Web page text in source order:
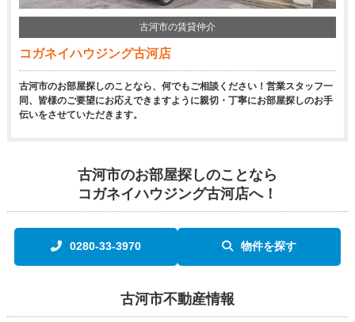
古河市の賃貸仲介
コガネイハウジング古河店
古河市のお部屋探しのことなら、何でもご相談ください！営業スタッフ一
同、皆様のご要望にお応えできますように親切・丁寧にお部屋探しのお手
伝いをさせていただきます。
古河市のお部屋探しのことなら
コガネイハウジング古河店へ！
0280-33-3970 物件を探す
古河市不動産情報